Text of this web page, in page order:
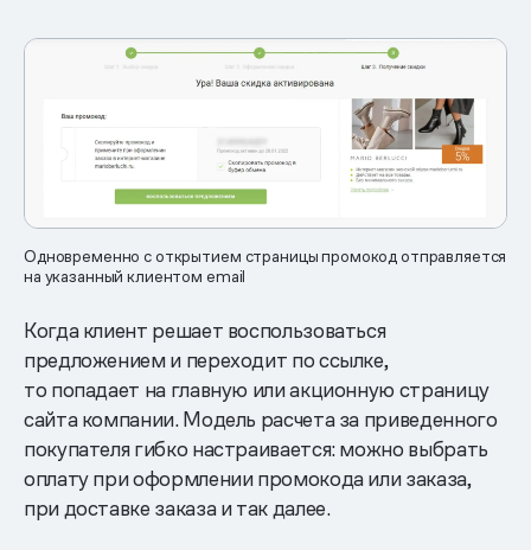
Одновременно с открытием страницы промокод отправляется
на указанный клиентом email
Когда клиент решает воспользоваться
предложением и переходит по ссылке,
то попадает на главную или акционную страницу
сайта компании. Модель расчета за приведенного
покупателя гибко настраивается: можно выбрать
оплату при оформлении промокода или заказа,
при доставке заказа и так далее.